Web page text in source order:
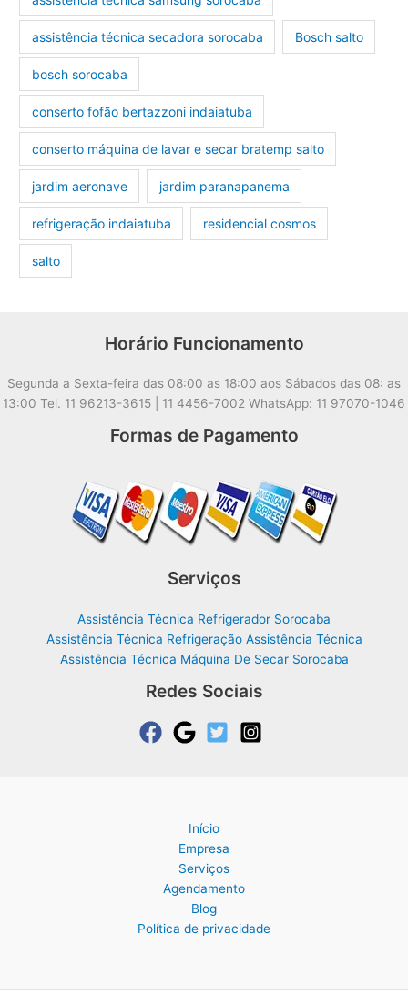
assistência técnica secadora sorocaba Bosch salto
bosch sorocaba
conserto fofão bertazzoni indaiatuba
conserto máquina de lavar e secar bratemp salto
jardim aeronave jardim paranapanema
refrigeração indaiatuba residencial cosmos
salto
Horário Funcionamento
Segunda a Sexta-feira das 08:00 as 18:00 aos Sábados das 08: as
13:00 Tel. 11 96213-3615 | 11 4456-7002 WhatsApp: 11 97070-1046
Formas de Pagamento
Serviços
Assistência Técnica Refrigerador Sorocaba
Assistência Técnica Refrigeração Assistência Técnica
Assistência Técnica Máquina De Secar Sorocaba
Redes Sociais
Início
Empresa
Serviços
Agendamento
Blog
Política de privacidade